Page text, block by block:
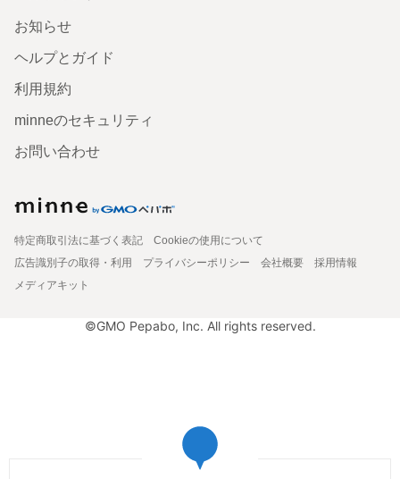
お知らせ
ヘルプとガイド
利用規約
minneのセキュリティ
お問い合わせ
特定商取引法に基づく表記
Cookieの使用について
広告識別子の取得・利用
プライバシーポリシー 会社概要
採用情報
メディアキット
©GMO Pepabo, Inc. All rights reserved.